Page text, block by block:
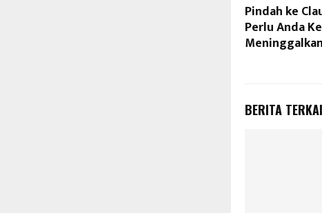
Pindah ke
Perlu Anda
BERITA